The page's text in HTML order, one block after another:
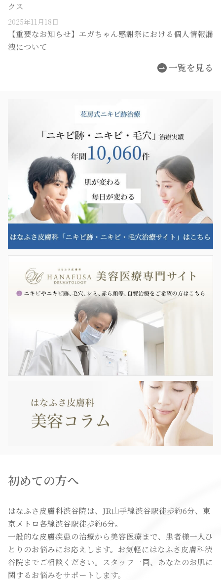
クス
2025年11月18日
【重要なお知らせ】エガちゃん感謝祭における個人情報漏
洩について
一覧を見る
初めての方へ
はなふさ皮膚科渋谷院は、JR山手線渋谷駅徒歩約6分、東
京メトロ各線渋谷駅徒歩約6分。
一般的な皮膚疾患の治療から美容医療まで、患者様一人ひ
とりのお悩みにお応えします。お気軽にはなふさ皮膚科渋
谷院までご相談ください。スタッフ一同、あなたのお肌に
関するお悩みをサポートします。